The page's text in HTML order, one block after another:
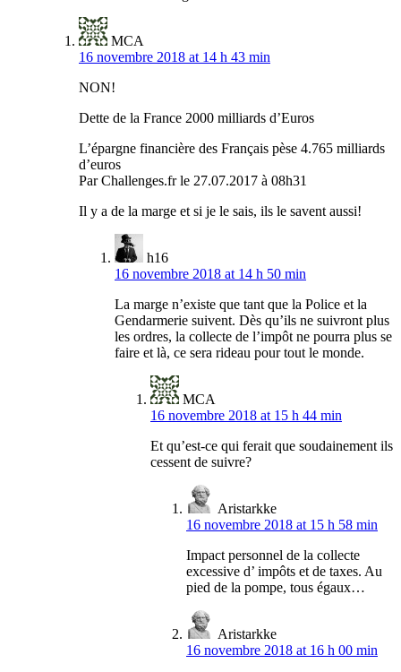
MCA
16 novembre 2018 at 14 h 43 min
NON!
Dette de la France 2000 milliards d’Euros
L’épargne financière des Français pèse 4.765 milliards
d’euros
Par Challenges.fr le 27.07.2017 à 08h31
Il y a de la marge et si je le sais, ils le savent aussi!
h16
16 novembre 2018 at 14 h 50 min
La marge n’existe que tant que la Police et la
Gendarmerie suivent. Dès qu’ils ne suivront plus
les ordres, la collecte de l’impôt ne pourra plus se
faire et là, ce sera rideau pour tout le monde.
MCA
16 novembre 2018 at 15 h 44 min
Et qu’est-ce qui ferait que soudainement ils
cessent de suivre?
Aristarkke
16 novembre 2018 at 15 h 58 min
Impact personnel de la collecte
excessive d’ impôts et de taxes. Au
pied de la pompe, tous égaux…
Aristarkke
16 novembre 2018 at 16 h 00 min